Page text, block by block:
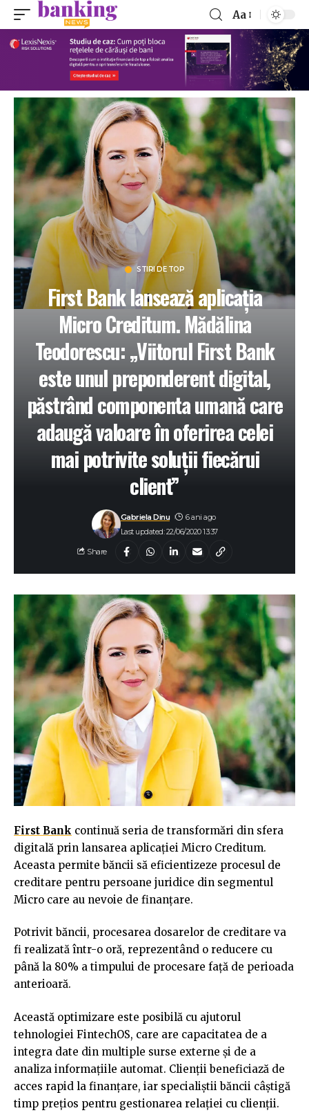
Aa
STIRI DE TOP
First Bank lansează aplicația
Micro Creditum. Mădălina
Teodorescu: „Viitorul First Bank
este unul preponderent digital,
păstrând componenta umană care
adaugă valoare în oferirea celei
mai potrivite soluții fiecărui
client”
Last updated: 22/06/2020 13:37
Gabriela Dinu 6 ani ago
Share
First Bank continuă seria de transformări din sfera
digitală prin lansarea aplicației Micro Creditum.
Aceasta permite băncii să eficientizeze procesul de
creditare pentru persoane juridice din segmentul
Micro care au nevoie de finanțare.
Potrivit băncii, procesarea dosarelor de creditare va
fi realizată într-o oră, reprezentând o reducere cu
până la 80% a timpului de procesare față de perioada
anterioară.
Această optimizare este posibilă cu ajutorul
tehnologiei FintechOS, care are capacitatea de a
integra date din multiple surse externe și de a
analiza informațiile automat. Clienții beneficiază de
acces rapid la finanțare, iar specialiștii băncii câștigă
timp prețios pentru gestionarea relației cu clienții.